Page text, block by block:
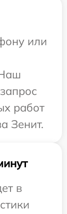
или
работ
Зенит.
в